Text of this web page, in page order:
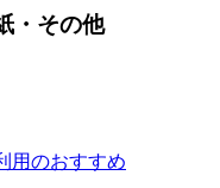
・その他
用のおすすめ